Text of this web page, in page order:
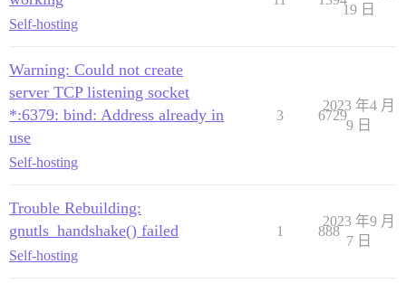
Self-hosting
19 日
Warning: Could not create
server TCP listening socket
*:6379: bind: Address already in
use
Self-hosting
3 6729
2023 年4 月
9 日
Trouble Rebuilding:
gnutls_handshake() failed
Self-hosting
1 888
2023 年9 月
7 日